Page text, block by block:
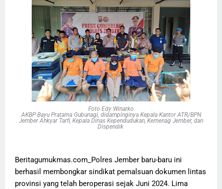
Foto Edy Winarko
AKBP Bayu Pratama Gubunagi, didampinginya Kepala Kantor ATR/BPN
Jember Ahkyar Tarfi, Kepala Dinas Kependudukan, Kemenag Jember, dan
Dispendik
Beritagumukmas.com_Polres Jember baru-baru ini
berhasil membongkar sindikat pemalsuan dokumen lintas
provinsi yang telah beroperasi sejak Juni 2024. Lima